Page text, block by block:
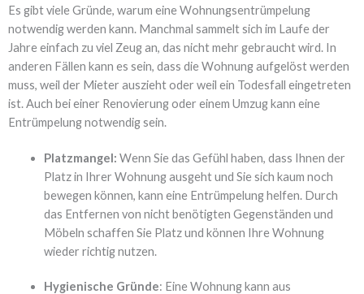
Es gibt viele Gründe, warum eine Wohnungsentrümpelung
notwendig werden kann. Manchmal sammelt sich im Laufe der
Jahre einfach zu viel Zeug an, das nicht mehr gebraucht wird. In
anderen Fällen kann es sein, dass die Wohnung aufgelöst werden
muss, weil der Mieter auszieht oder weil ein Todesfall eingetreten
ist. Auch bei einer Renovierung oder einem Umzug kann eine
Entrümpelung notwendig sein.
Platzmangel: Wenn Sie das Gefühl haben, dass Ihnen der
Platz in Ihrer Wohnung ausgeht und Sie sich kaum noch
bewegen können, kann eine Entrümpelung helfen. Durch
das Entfernen von nicht benötigten Gegenständen und
Möbeln schaffen Sie Platz und können Ihre Wohnung
wieder richtig nutzen.
Hygienische Gründe: Eine Wohnung kann aus